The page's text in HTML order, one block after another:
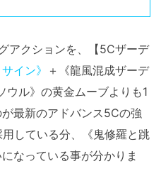
アクションを、【5Cザーデ
イン》
＋《龍風混成ザーデ
ウル》の黄金ムーブよりも1
最新のアドバンス5Cの強
している分、《鬼修羅と跳
なっている事が分かりま